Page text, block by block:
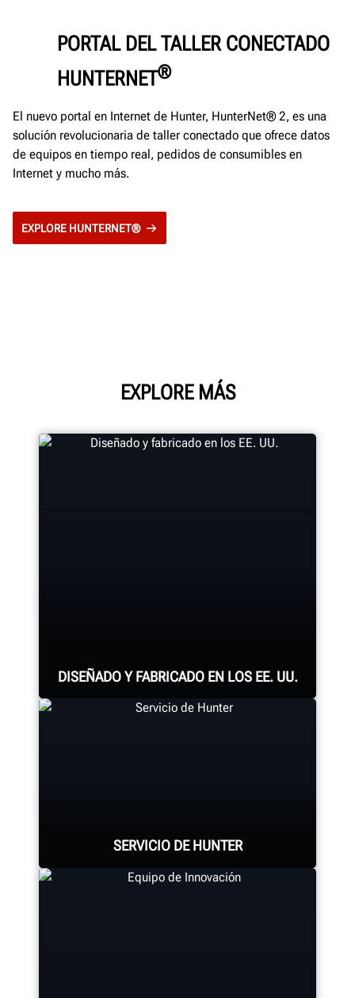
PORTAL DEL TALLER CONECTADO
HUNTERNET®
El nuevo portal en Internet de Hunter, HunterNet® 2, es una
solución revolucionaria de taller conectado que ofrece datos
de equipos en tiempo real, pedidos de consumibles en
Internet y mucho más.
EXPLORE HUNTERNET®
EXPLORE MÁS
DISEÑADO Y FABRICADO EN LOS EE. UU.
componentes conllevan un
ensamblaje experto.
SERVICIO DE HUNTER